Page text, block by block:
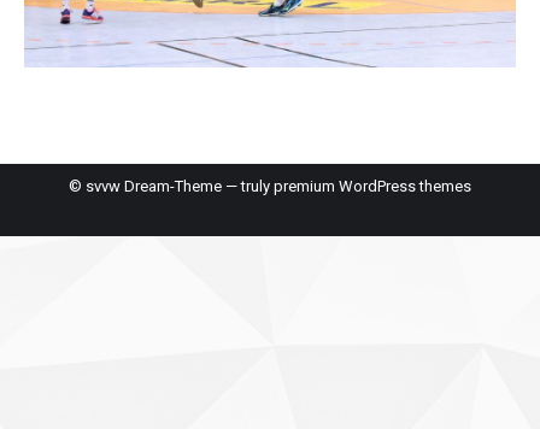
© svvw Dream-Theme — truly premium WordPress themes